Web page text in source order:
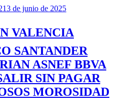
13 de junio de 2025
VALENCIA
SANTANDER
ASNEF BBVA
SIN PAGAR
MOROSIDAD